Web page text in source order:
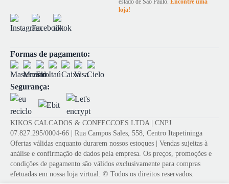
estado de São Paulo. Encontre uma
loja!
Formas de pagamento:
Segurança:
KIKOS CALCADOS & CONFECCOES LTDA | CNPJ
07.827.295/0004-66 | Rua Campos Sales, 558, Centro Itapetininga
Ofertas válidas enquanto durarem nossos estoques | Vendas sujeitas à
análise e confirmação de dados pela empresa. Os preços, promoções e
condições de pagamento são válidos exclusivamente para compras
efetuadas em nossa loja virtual. © Todos os direitos reservados.